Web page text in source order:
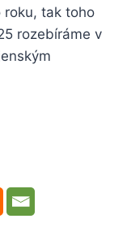
roku, tak toho
rozebíráme v